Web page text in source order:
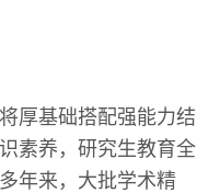
厚基础搭配强能力结
素养，研究生教育全
年来，大批学术精